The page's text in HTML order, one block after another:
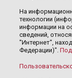
На
технологии
информации на
сведений,
"Интернет",
Федерации)".